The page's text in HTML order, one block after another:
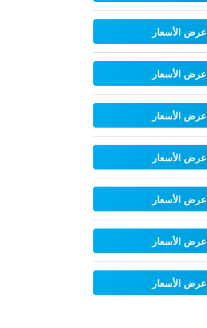
عرض الأسعار
عرض الأسعار
عرض الأسعار
عرض الأسعار
عرض الأسعار
عرض الأسعار
عرض الأسعار